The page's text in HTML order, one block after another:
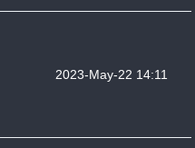
2023-May-22 14:11